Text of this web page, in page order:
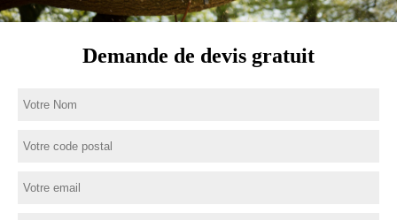
Demande de devis gratuit